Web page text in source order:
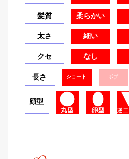
髪質 柔らかい
太さ 細い
クセ なし
長さ ショート ボブ
顔型